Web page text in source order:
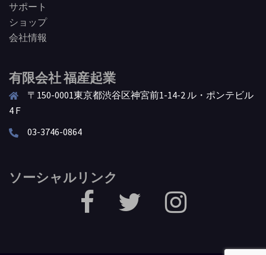
サポート
ショップ
会社情報
有限会社 福産起業
〒150-0001東京都渋谷区神宮前1-14-2 ル・ポンテビル
4Ｆ
03-3746-0864
ソーシャルリンク
facebook Twitter Instagram